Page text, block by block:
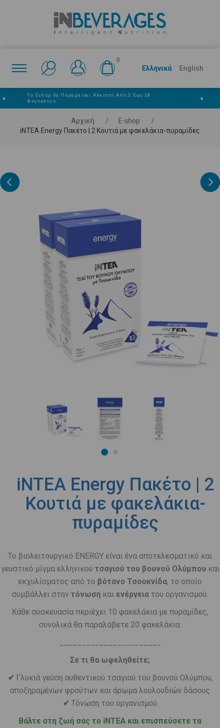
0
Ελληνικά English
■
Το Eshop Θα Παραμείνει Κλειστό Από 3 Έως 28
Αυγούστου.
■
Αρχική / E-shop
/
iNTEA Energy Πακέτο | 2 Κουτιά με φακελάκια-πυραμίδες
iNTEA Energy Πακέτο | 2
Κουτιά με φακελάκια-
πυραμίδες
Το βιολειτουργικό ENERGY είναι ένα αποτελεσματικό και
γευστικό μίγμα ελληνικού τσαγιού του βουνού Ολύμπου και
εκχυλίσματος από το βότανο Τσουκνίδα, το οποίο
συμβάλλει στην τόνωση και ενέργεια του οργανισμού.
Κάθε συσκευασία περιέχει 10 φακελάκια με πυραμίδες,
συνολικά θα παραλάβετε 20 φακελάκια.
Σε τι θα ωφεληθείτε;
✔ Γλυκιά γεύση αυθεντικού τσαγιού του βουνού Ολύμπου,
αποξηραμένων φρούτων και άρωμα λουλουδιών δάσους
✔ Τόνωση του οργανισμού
Βάλτε στη ζωή σας το iNTEA και επισπεύσετε τα